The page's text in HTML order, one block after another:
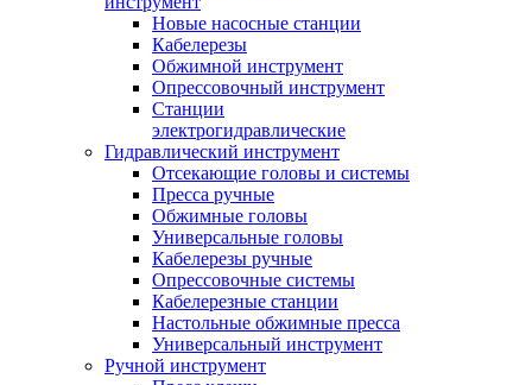
Новые насосные станции
Кабелерезы
Обжимной инструмент
Опрессовочный инструмент
Станции
электрогидравлические
Гидравлический инструмент
Отсекающие головы и системы
Пресса ручные
Обжимные головы
Универсальные головы
Кабелерезы ручные
Опрессовочные системы
Кабелерезные станции
Настольные обжимные пресса
Универсальный инструмент
Ручной инструмент